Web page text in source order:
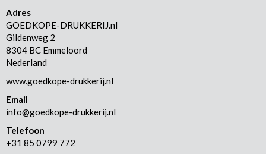
Adres
GOEDKOPE-DRUKKERIJ.nl
Gildenweg 2
8304 BC Emmeloord
Nederland
www.goedkope-drukkerij.nl
Email
info@goedkope-drukkerij.nl
Telefoon
+31 85 0799 772